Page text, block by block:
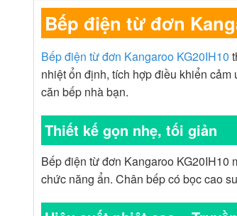
Bếp điện từ đơn
Bếp điện từ đơn Kangaroo KG20IH10
nhiệt ổn định, tích hợp điều khiển
căn bếp nhà bạn.
Thiết kế gọn nhẹ, tối giản
Bếp điện từ đơn Kangaroo KG20IH10
chức năng ẩn. Chân bếp có bọc cao